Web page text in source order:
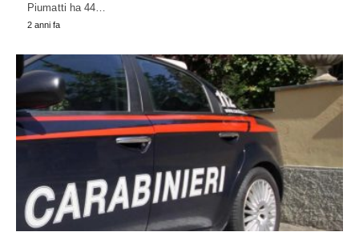
Piumatti ha 44…
2 anni fa